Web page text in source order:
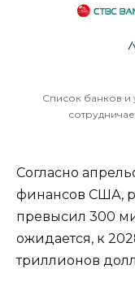
Список банков и
Согласно
финансов США,
превысил 300
ожидается, к
триллионов